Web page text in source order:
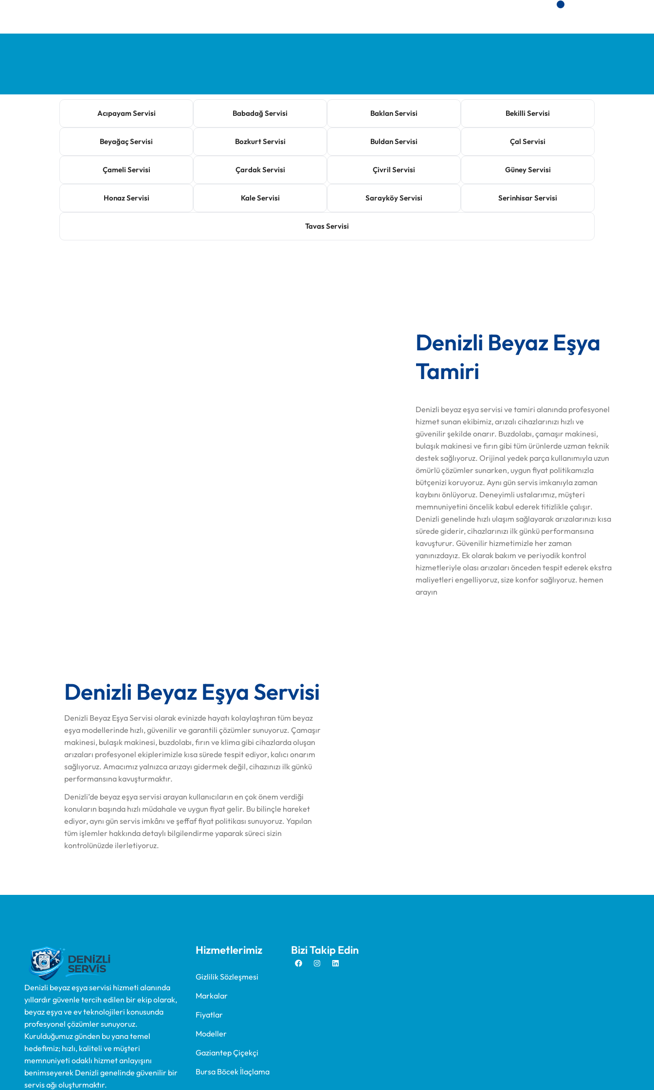
Acıpayam Servisi Babadağ Servisi Baklan Servisi Bekilli Servisi
Beyağaç Servisi Bozkurt Servisi Buldan Servisi Çal Servisi
Çameli Servisi Çardak Servisi Çivril Servisi Güney Servisi
Honaz Servisi Kale Servisi Sarayköy Servisi Serinhisar Servisi
Tavas Servisi
Denizli Beyaz Eşya
Tamiri
Denizli beyaz eşya servisi ve tamiri alanında profesyonel
hizmet sunan ekibimiz, arızalı cihazlarınızı hızlı ve
güvenilir şekilde onarır. Buzdolabı, çamaşır makinesi,
bulaşık makinesi ve fırın gibi tüm ürünlerde uzman teknik
destek sağlıyoruz. Orijinal yedek parça kullanımıyla uzun
ömürlü çözümler sunarken, uygun fiyat politikamızla
bütçenizi koruyoruz. Aynı gün servis imkanıyla zaman
kaybını önlüyoruz. Deneyimli ustalarımız, müşteri
memnuniyetini öncelik kabul ederek titizlikle çalışır.
Denizli genelinde hızlı ulaşım sağlayarak arızalarınızı kısa
sürede giderir, cihazlarınızı ilk günkü performansına
kavuşturur. Güvenilir hizmetimizle her zaman
yanınızdayız. Ek olarak bakım ve periyodik kontrol
hizmetleriyle olası arızaları önceden tespit ederek ekstra
maliyetleri engelliyoruz, size konfor sağlıyoruz. hemen
arayın
Denizli Beyaz Eşya Servisi
Denizli Beyaz Eşya Servisi olarak evinizde hayatı kolaylaştıran tüm beyaz
eşya modellerinde hızlı, güvenilir ve garantili çözümler sunuyoruz. Çamaşır
makinesi, bulaşık makinesi, buzdolabı, fırın ve klima gibi cihazlarda oluşan
arızaları profesyonel ekiplerimizle kısa sürede tespit ediyor, kalıcı onarım
sağlıyoruz. Amacımız yalnızca arızayı gidermek değil, cihazınızı ilk günkü
performansına kavuşturmaktır.
Denizli’de beyaz eşya servisi arayan kullanıcıların en çok önem verdiği
konuların başında hızlı müdahale ve uygun fiyat gelir. Bu bilinçle hareket
ediyor, aynı gün servis imkânı ve şeffaf fiyat politikası sunuyoruz. Yapılan
tüm işlemler hakkında detaylı bilgilendirme yaparak süreci sizin
kontrolünüzde ilerletiyoruz.
Denizli beyaz eşya servisi hizmeti alanında
yıllardır güvenle tercih edilen bir ekip olarak,
beyaz eşya ve ev teknolojileri konusunda
profesyonel çözümler sunuyoruz.
Kurulduğumuz günden bu yana temel
hedefimiz; hızlı, kaliteli ve müşteri
memnuniyeti odaklı hizmet anlayışını
benimseyerek Denizli genelinde güvenilir bir
servis ağı oluşturmaktır.
Hizmetlerimiz
Gizlilik Sözleşmesi
Markalar
Fiyatlar
Modeller
Gaziantep Çiçekçi
Bursa Böcek İlaçlama
Bizi Takip Edin